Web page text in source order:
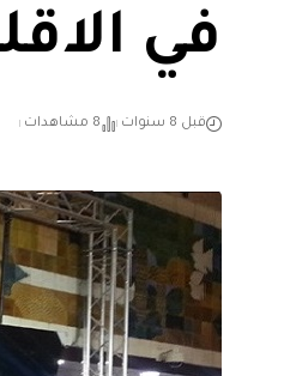
في
قبل 8 سنوات 8 مشاهدات